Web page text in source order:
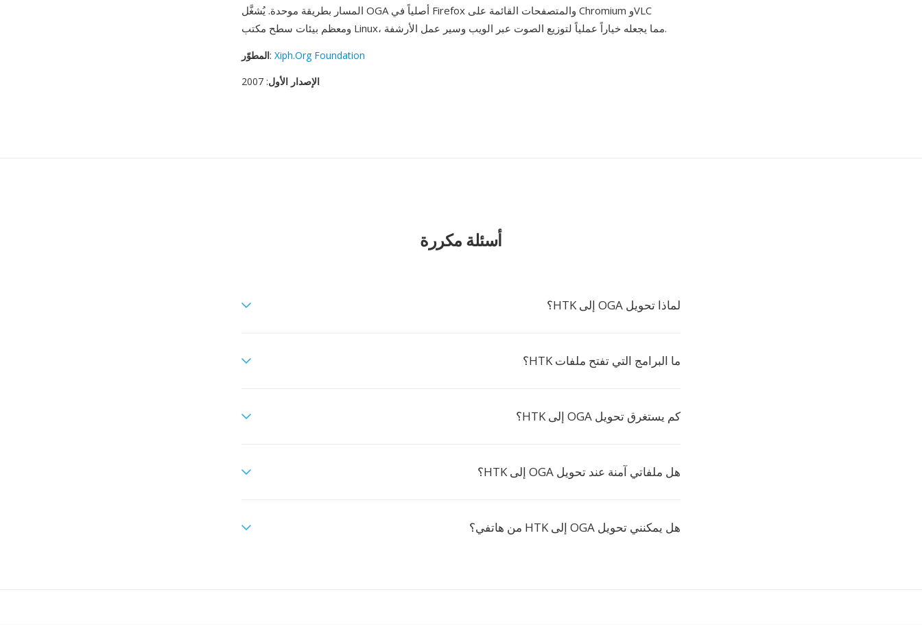
المسار بطريقة موحدة. يُشغَّل OGA أصلياً في Firefox والمتصفحات القائمة على Chromium وVLC
ومعظم بيئات سطح مكتب Linux، مما يجعله خياراً عملياً لتوزيع الصوت عبر الويب وسير عمل الأرشفة.
المطوّر: Xiph.Org Foundation
الإصدار الأول: 2007
أسئلة مكررة
لماذا تحويل OGA إلى HTK؟
ما البرامج التي تفتح ملفات HTK؟
كم يستغرق تحويل OGA إلى HTK؟
هل ملفاتي آمنة عند تحويل OGA إلى HTK؟
هل يمكنني تحويل OGA إلى HTK من هاتفي؟